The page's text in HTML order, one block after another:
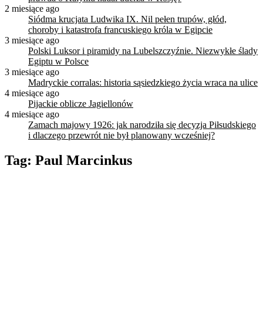
2 miesiące ago
Siódma krucjata Ludwika IX. Nil pełen trupów, głód,
choroby i katastrofa francuskiego króla w Egipcie
3 miesiące ago
Polski Luksor i piramidy na Lubelszczyźnie. Niezwykłe ślady
Egiptu w Polsce
3 miesiące ago
Madryckie corralas: historia sąsiedzkiego życia wraca na ulice
4 miesiące ago
Pijackie oblicze Jagiellonów
4 miesiące ago
Zamach majowy 1926: jak narodziła się decyzja Piłsudskiego
i dlaczego przewrót nie był planowany wcześniej?
Tag: Paul Marcinkus